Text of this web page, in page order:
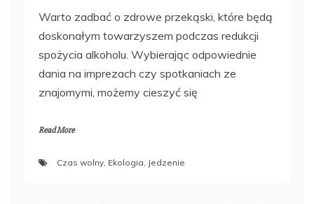
Warto zadbać o zdrowe przekąski, które będą
doskonałym towarzyszem podczas redukcji
spożycia alkoholu. Wybierając odpowiednie
dania na imprezach czy spotkaniach ze
znajomymi, możemy cieszyć się
Read More
Czas wolny Ekologia Jedzenie